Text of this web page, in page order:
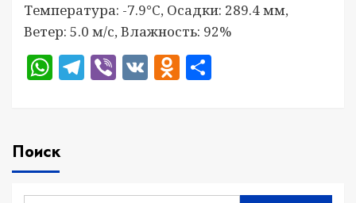
Температура: -7.9°C, Осадки: 289.4 мм,
Ветер: 5.0 м/с, Влажность: 92%
WhatsApp
Telegram
Viber
VKOdnoklassniki
Поиск